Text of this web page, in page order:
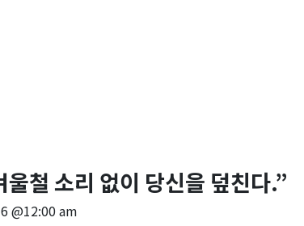
철 소리 없이 당신을 덮친다.”
@12:00 am